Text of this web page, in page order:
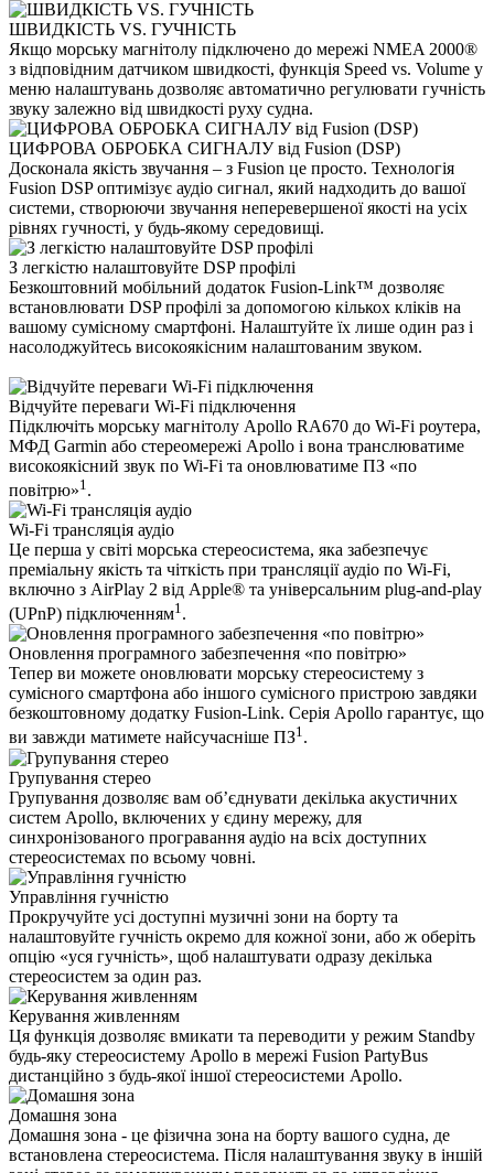
ШВИДКІСТЬ VS. ГУЧНІСТЬ
Якщо морську магнітолу підключено до мережі NMEA 2000®
з відповідним датчиком швидкості, функція Speed vs. Volume у
меню налаштувань дозволяє автоматично регулювати гучність
звуку залежно від швидкості руху судна.
ЦИФРОВА ОБРОБКА СИГНАЛУ від Fusion (DSP)
Досконала якість звучання – з Fusion це просто. Технологія
Fusion DSP оптимізує аудіо сигнал, який надходить до вашої
системи, створюючи звучання неперевершеної якості на усіх
рівнях гучності, у будь-якому середовищі.
З легкістю налаштовуйте DSP профілі
Безкоштовний мобільний додаток Fusion-Link™ дозволяє
встановлювати DSP профілі за допомогою кількох кліків на
вашому сумісному смартфоні. Налаштуйте їх лише один раз і
насолоджуйтесь високоякісним налаштованим звуком.
Відчуйте переваги Wi-Fi підключення
Підключіть морську магнітолу Apollo RA670 до Wi-Fi роутера,
МФД Garmin або стереомережі Apollo і вона транслюватиме
високоякісний звук по Wi-Fi та оновлюватиме ПЗ «по
повітрю»1 .
Wi-Fi трансляція аудіо
Це перша у світі морська стереосистема, яка забезпечує
преміальну якість та чіткість при трансляції аудіо по Wi-Fi,
включно з AirPlay 2 від Apple® та універсальним plug-and-play
(UPnP) підключенням1 .
Оновлення програмного забезпечення «по повітрю»
Тепер ви можете оновлювати морську стереосистему з
сумісного смартфона або іншого сумісного пристрою завдяки
безкоштовному додатку Fusion-Link. Серія Apollo гарантує, що
ви завжди матимете найсучасніше ПЗ1.
Групування стерео
Групування дозволяє вам об’єднувати декілька акустичних
систем Apollo, включених у єдину мережу, для
синхронізованого програвання аудіо на всіх доступних
стереосистемах по всьому човні.
Управління гучністю
Прокручуйте усі доступні музичні зони на борту та
налаштовуйте гучність окремо для кожної зони, або ж оберіть
опцію «уся гучність», щоб налаштувати одразу декілька
стереосистем за один раз.
Керування живленням
Ця функція дозволяє вмикати та переводити у режим Standby
будь-яку стереосистему Apollo в мережі Fusion PartyBus
дистанційно з будь-якої іншої стереосистеми Apollo.
Домашня зона
Домашня зона - це фізична зона на борту вашого судна, де
встановлена ​​стереосистема. Після налаштування звуку в іншій